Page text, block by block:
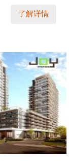
了解详情